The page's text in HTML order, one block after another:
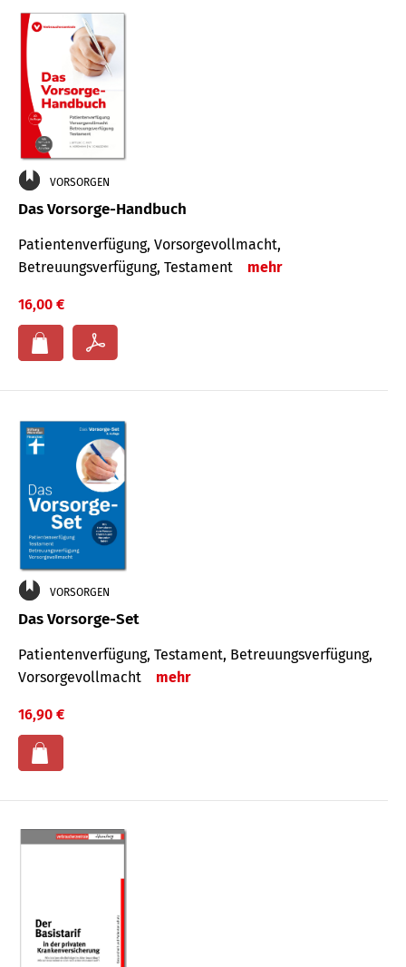
VORSORGEN
Das Vorsorge-Handbuch
Patientenverfügung, Vorsorgevollmacht,
Betreuungsverfügung, Testament
mehr
16,00 €
VORSORGEN
Das Vorsorge-Set
Patienten­ver­fügung, Testa­ment, Be­treuungs­verfü­gung,
Vor­sorge­voll­macht
mehr
16,90 €